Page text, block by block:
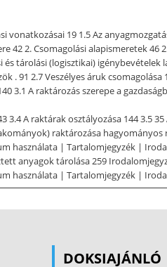
19 1.5 Az
2. Csomagolási alapismeretek 46
tárolási (logisztikai)
. 91 2.7 Veszélyes áruk
3.1 A raktározás szerepe a
A raktárak osztályozása 144 3.5
raktározása
használata | Tartalomjegyzék |
anyagok tárolása 259
| Tartalomjegyzék |
hogy a logisztikában a terméket
költsége akkor lesz a
DOKSIAJÁNLÓ